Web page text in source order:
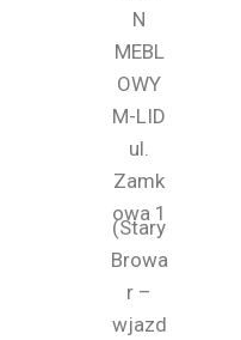
N
MEBL
OWY
M-LID
ul.
Zamk
owa 1
(Stary
Browa
r –
wjazd